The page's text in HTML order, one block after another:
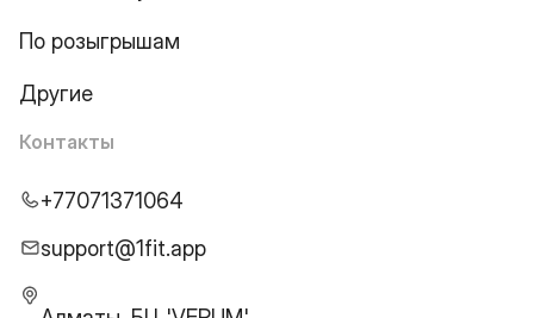
По розыгрышам
Другие
Контакты
+77071371064
support@1fit.app